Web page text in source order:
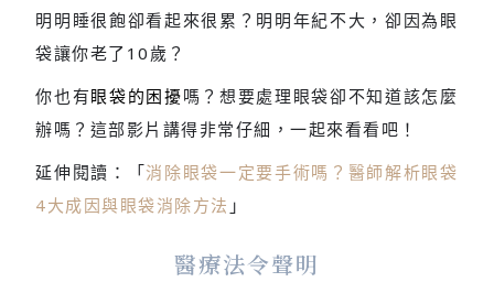
明明睡很飽卻看起來很累？明明年紀不大，卻因為眼
袋讓你老了10歲？
你也有眼袋的困擾嗎？想要處理眼袋卻不知道該怎麼
辦嗎？這部影片講得非常仔細，一起來看看吧！
延伸閱讀：「消除眼袋一定要手術嗎？醫師解析眼袋
4大成因與眼袋消除方法 」
醫療法令聲明